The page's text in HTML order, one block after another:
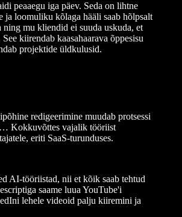
peaaegu iga päev. Seda on lihtne
ja loomuliku kõlaga hääli saab hõlpsalt
ning mu kliendid ei suuda uskuda, et
kiirendab kaasahaarava õppesisu
projektide üldkulusid.
redigeerimine muudab protsessi
Kokkuvõttes vajalik tööriist
eriti SaaS-turunduses.
AI-tööriistad, nii et kõik saab tehtud
saame luua YouTube'i
lehele videoid palju kiiremini ja